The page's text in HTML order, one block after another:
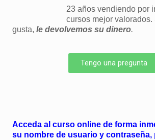
23 años vendiendo por
cursos mejor
gusta,le devolvemos su dinero.
Tengo una pregunta
Acceda al curso online de forma
su nombre de usuario y contraseña,